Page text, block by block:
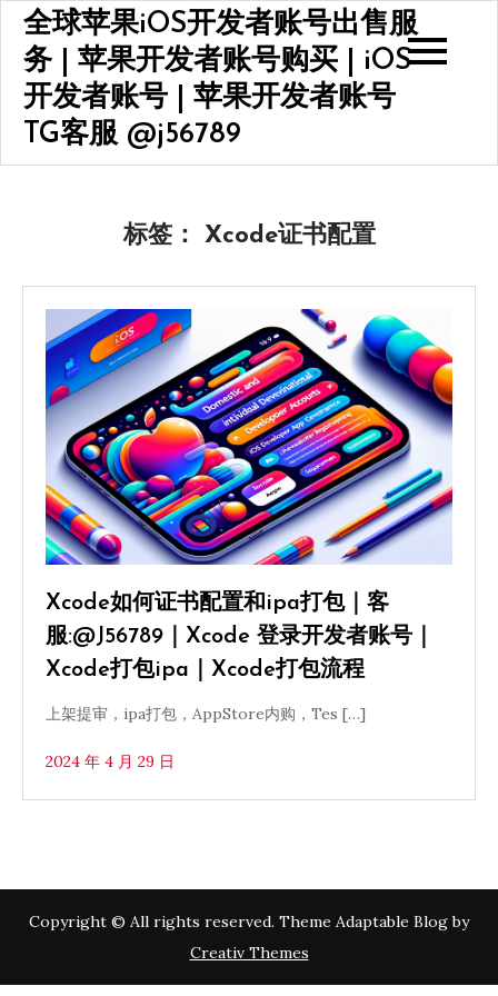
Skip
content
全球苹果iOS开发者账号出售服
务 | 苹果开发者账号购买 | iOS
开发者账号 | 苹果开发者账号
TG客服 @j56789
标签： Xcode证书配置
Xcode如何证书配置和ipa打包｜客
服:@J56789｜Xcode 登录开发者账号｜
Xcode打包ipa｜Xcode打包流程
上架提审，ipa打包，AppStore内购，Tes […]
2024 年 4 月 29 日
Copyright © All rights reserved. Theme Adaptable Blog by
Creativ Themes